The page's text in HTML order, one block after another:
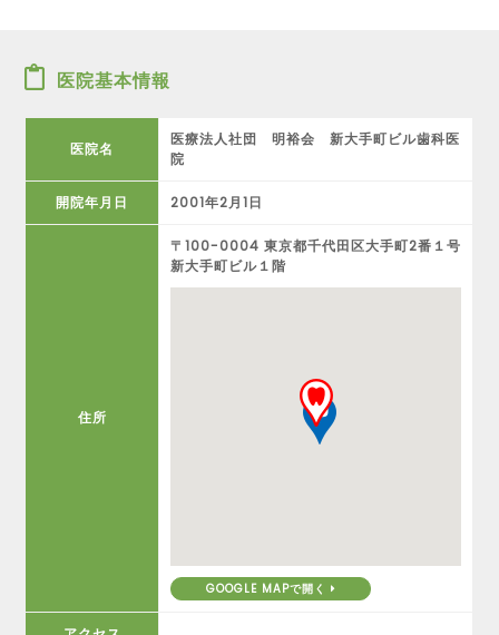
医院基本情報
医院名
医療法人社団 明裕会 新大手町ビル歯科医
院
開院年月日 2001年2月1日
住所
〒100-0004 東京都千代田区大手町2番１号
新大手町ビル１階
GOOGLE MAPで開く